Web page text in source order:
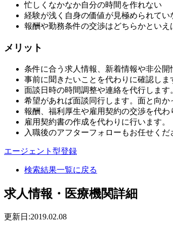
忙しくなかなか自分の時間を作れない
経験が浅く自身の価値が見極められてい
報酬や勤務条件の交渉はどちらかといえ
メリット
条件に合う求人情報、新着情報や非公開
事前に聞きたいことを代わりに確認しま
面談日時の時間調整や連絡を代行します
希望があれば面談同行します。面と向
報酬、福利厚生や雇用契約の交渉を代わ
雇用契約書の作成を代わりに行います。
入職後のアフターフォローもお任せくだ
エージェント型登録
検索結果一覧に戻る
求人情報・医療機関詳細
更新日:2019.02.08